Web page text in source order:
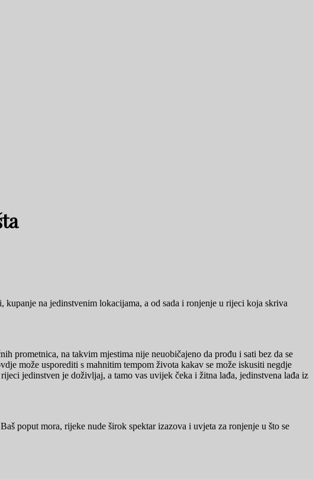
na jedinstvenim lokacijama, a od sada i ronjenje u rijeci koja skriva
prometnica, na takvim mjestima nije neuobičajeno da prođu i sati bez da se
može usporediti s mahnitim tempom života kakav se može iskusiti negdje
jedinstven je doživljaj, a tamo vas uvijek čeka i žitna lađa, jedinstvena lađa iz
poput mora, rijeke nude širok spektar izazova i uvjeta za ronjenje u što se